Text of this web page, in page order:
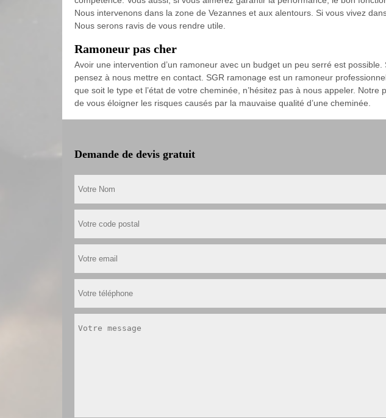
Nous intervenons dans la zone de Vezannes et aux alentours. Si vous vivez
Nous serons ravis de vous rendre utile.
Ramoneur pas cher
Avoir une intervention d’un ramoneur avec un budget un peu serré est
pensez à nous mettre en contact. SGR ramonage est un ramoneur
que soit le type et l’état de votre cheminée, n’hésitez pas à nous appeler.
de vous éloigner les risques causés par la mauvaise qualité d’une cheminée.
Demande de devis gratuit